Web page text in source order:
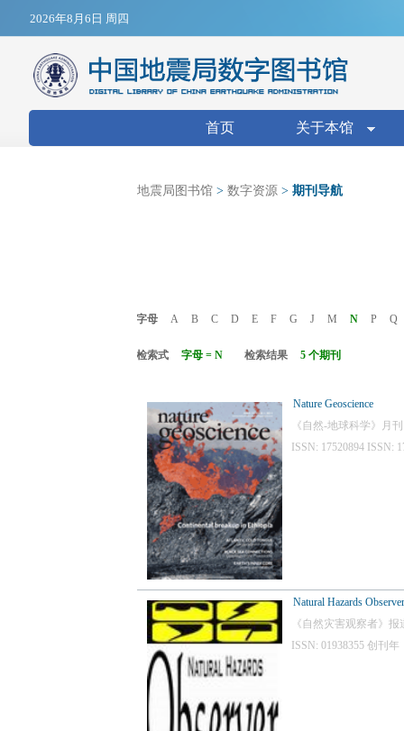
2026年8月6日 周四
搜索表单
首页 关于本馆
地震局图书馆 > 数字资源 > 期刊导航
字母 A B C D E F G J M N P Q
检索式 字母 = N 检索结果 5 个期刊
Nature Geoscience
《自然-地球科学》月
ISSN: 17520894
Natural Hazards Observer
《自然灾害观察者》
ISSN: 01938355 创刊